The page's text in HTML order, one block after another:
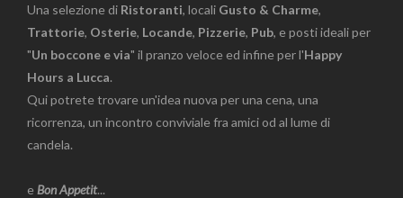
Una selezione di Ristoranti, locali Gusto & Charme,
Trattorie, Osterie, Locande, Pizzerie, Pub, e posti ideali per
"Un boccone e via" il pranzo veloce ed infine per l'Happy
Hours a Lucca.
Qui potrete trovare un'idea nuova per una cena, una
ricorrenza, un incontro conviviale fra amici od al lume di
candela.
e Bon Appetit...